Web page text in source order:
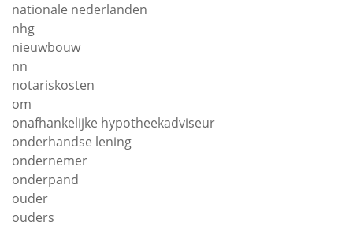
nationale nederlanden
nhg
nieuwbouw
nn
notariskosten
om
onafhankelijke hypotheekadviseur
onderhandse lening
ondernemer
onderpand
ouder
ouders